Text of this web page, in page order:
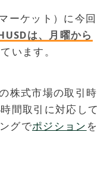
ケット）に今回
は、月曜から
います。
株式市場の取引時
間取引に対応して
グでポジション を